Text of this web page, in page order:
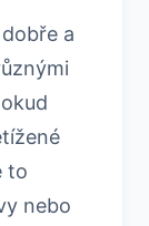
a
to
nebo